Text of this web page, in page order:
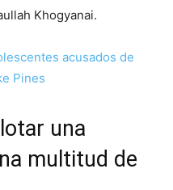
Khogyanai.
acusados de
Pines
una
multitud de